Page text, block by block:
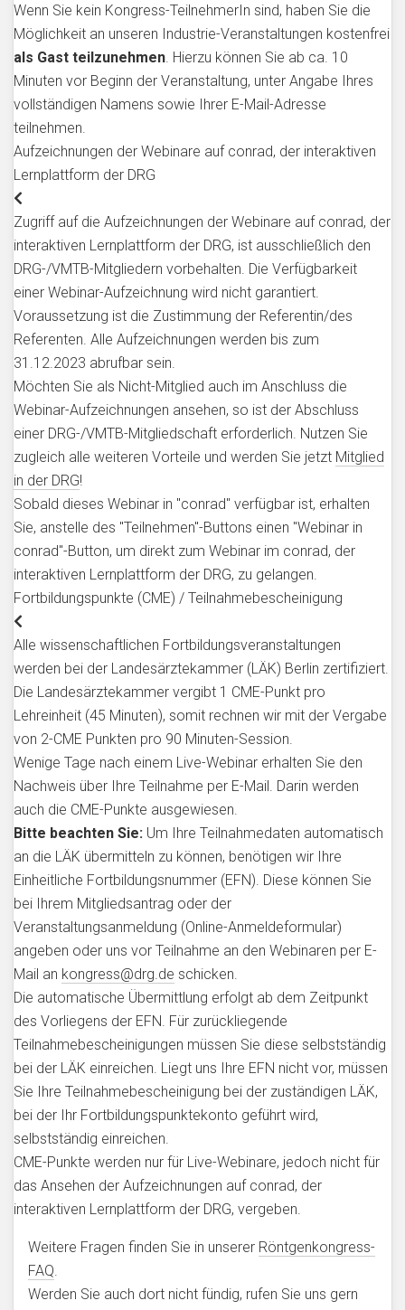
Wenn Sie kein Kongress-TeilnehmerIn sind, haben Sie die
Möglichkeit an unseren Industrie-Veranstaltungen kostenfrei
als Gast teilzunehmen. Hierzu können Sie ab ca. 10
Minuten vor Beginn der Veranstaltung, unter Angabe Ihres
vollständigen Namens sowie Ihrer E-Mail-Adresse
teilnehmen.
Aufzeichnungen der Webinare auf conrad, der interaktiven
Lernplattform der DRG
Zugriff auf die Aufzeichnungen der Webinare auf conrad, der
interaktiven Lernplattform der DRG, ist ausschließlich den
DRG-/VMTB-Mitgliedern vorbehalten. Die Verfügbarkeit
einer Webinar-Aufzeichnung wird nicht garantiert.
Voraussetzung ist die Zustimmung der Referentin/des
Referenten. Alle Aufzeichnungen werden bis zum
31.12.2023 abrufbar sein.
Möchten Sie als Nicht-Mitglied auch im Anschluss die
Webinar-Aufzeichnungen ansehen, so ist der Abschluss
einer DRG-/VMTB-Mitgliedschaft erforderlich. Nutzen Sie
zugleich alle weiteren Vorteile und werden Sie jetzt Mitglied
in der DRG!
Sobald dieses Webinar in "conrad" verfügbar ist, erhalten
Sie, anstelle des "Teilnehmen"-Buttons einen "Webinar in
conrad"-Button, um direkt zum Webinar im conrad, der
interaktiven Lernplattform der DRG, zu gelangen.
Fortbildungspunkte (CME) / Teilnahmebescheinigung
Alle wissenschaftlichen Fortbildungsveranstaltungen
werden bei der Landesärztekammer (LÄK) Berlin zertifiziert.
Die Landesärztekammer vergibt 1 CME-Punkt pro
Lehreinheit (45 Minuten), somit rechnen wir mit der Vergabe
von 2-CME Punkten pro 90 Minuten-Session.
Wenige Tage nach einem Live-Webinar erhalten Sie den
Nachweis über Ihre Teilnahme per E-Mail. Darin werden
auch die CME-Punkte ausgewiesen.
Bitte beachten Sie: Um Ihre Teilnahmedaten automatisch
an die LÄK übermitteln zu können, benötigen wir Ihre
Einheitliche Fortbildungsnummer (EFN). Diese können Sie
bei Ihrem Mitgliedsantrag oder der
Veranstaltungsanmeldung (Online-Anmeldeformular)
angeben oder uns vor Teilnahme an den Webinaren per E-
Mail an kongress@drg.de schicken.
Die automatische Übermittlung erfolgt ab dem Zeitpunkt
des Vorliegens der EFN. Für zurückliegende
Teilnahmebescheinigungen müssen Sie diese selbstständig
bei der LÄK einreichen. Liegt uns Ihre EFN nicht vor, müssen
Sie Ihre Teilnahmebescheinigung bei der zuständigen LÄK,
bei der Ihr Fortbildungspunktekonto geführt wird,
selbstständig einreichen.
CME-Punkte werden nur für Live-Webinare, jedoch nicht für
das Ansehen der Aufzeichnungen auf conrad, der
interaktiven Lernplattform der DRG, vergeben.
Weitere Fragen finden Sie in unserer Röntgenkongress-
FAQ.
Werden Sie auch dort nicht fündig, rufen Sie uns gern